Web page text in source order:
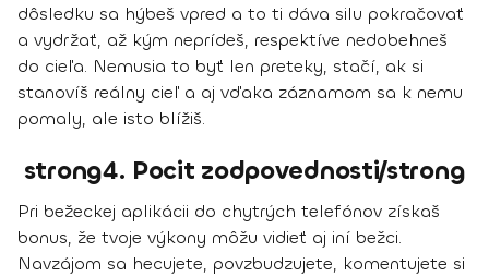
dôsledku sa hýbeš vpred a to ti dáva silu pokračovať
a vydržať, až kým neprídeš, respektíve nedobehneš
do cieľa. Nemusia to byť len preteky, stačí, ak si
stanovíš reálny cieľ a aj vďaka záznamom sa k nemu
pomaly, ale isto blížiš.
strong4. Pocit zodpovednosti/strong
Pri bežeckej aplikácii do chytrých telefónov získaš
bonus, že tvoje výkony môžu vidieť aj iní bežci.
Navzájom sa hecujete, povzbudzujete, komentujete si